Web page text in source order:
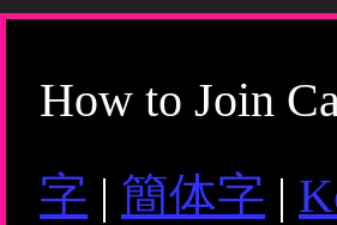
How to Join
字 | 簡体字 |